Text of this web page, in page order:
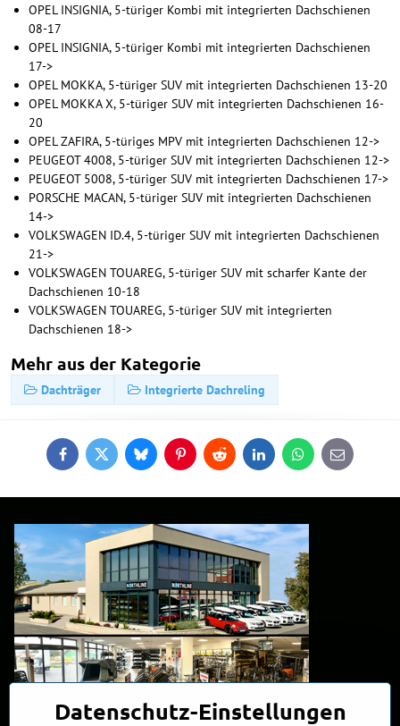
OPEL INSIGNIA, 5-türiger Kombi mit integrierten Dachschienen
08-17
OPEL INSIGNIA, 5-türiger Kombi mit integrierten Dachschienen
17->
OPEL MOKKA, 5-türiger SUV mit integrierten Dachschienen 13-20
OPEL MOKKA X, 5-türiger SUV mit integrierten Dachschienen 16-
20
OPEL ZAFIRA, 5-türiges MPV mit integrierten Dachschienen 12->
PEUGEOT 4008, 5-türiger SUV mit integrierten Dachschienen 12->
PEUGEOT 5008, 5-türiger SUV mit integrierten Dachschienen 17->
PORSCHE MACAN, 5-türiger SUV mit integrierten Dachschienen
14->
VOLKSWAGEN ID.4, 5-türiger SUV mit integrierten Dachschienen
21->
VOLKSWAGEN TOUAREG, 5-türiger SUV mit scharfer Kante der
Dachschienen 10-18
VOLKSWAGEN TOUAREG, 5-türiger SUV mit integrierten
Dachschienen 18->
Mehr aus der Kategorie
Dachträger Integrierte Dachreling
FacebookTwitterBlueskyPinterestReddit LinkedInWhatsApp
E-
mail
Datenschutz-Einstellungen